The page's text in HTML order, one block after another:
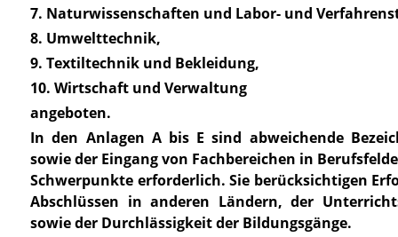
7. Naturwissenschaften und Labor- und
8. Umwelttechnik,
9. Textiltechnik und Bekleidung,
10. Wirtschaft und Verwaltung
angeboten.
In den Anlagen A bis E sind abweichende
sowie der Eingang von Fachbereichen in
Schwerpunkte erforderlich. Sie berücksichtigen
Abschlüssen in anderen Ländern, der
sowie der Durchlässigkeit der Bildungsgänge.